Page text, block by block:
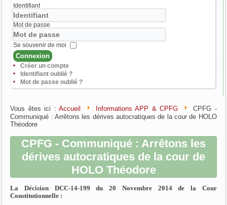
Identifiant
Mot de passe
Se souvenir de moi
Connexion
Créer un compte
Identifiant oublié ?
Mot de passe oublié ?
Vous êtes ici :Accueil Informations APP & CPFG
CPFG -
Communiqué : Arrêtons les dérives autocratiques de la cour de HOLO
Théodore
CPFG - Communiqué : Arrêtons les
dérives autocratiques de la cour de
HOLO Théodore
La Décision DCC-14-199 du 20 Novembre 2014 de la Cour
Constitutionnelle :